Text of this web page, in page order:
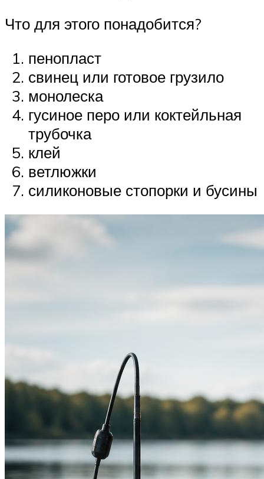
Что для этого понадобится?
пенопласт
свинец или готовое грузило
монолеска
гусиное перо или коктейльная
трубочка
клей
ветлюжки
силиконовые стопорки и бусины